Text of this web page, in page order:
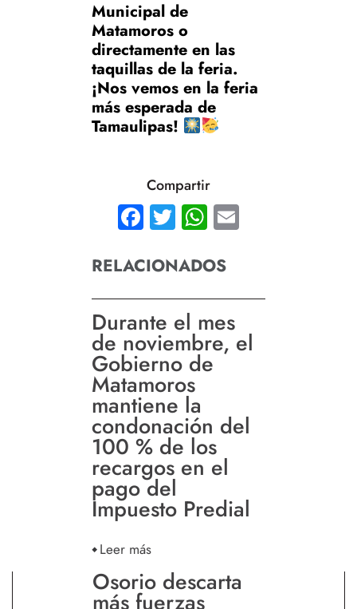
Municipal de
Matamoros o
directamente en las
taquillas de la feria.
¡Nos vemos en la feria
más esperada de
Tamaulipas!
Compartir
Facebook
TwitterWhatsApp
RELACIONADOS
Durante el mes
de noviembre, el
Gobierno de
Matamoros
mantiene la
condonación del
100 % de los
recargos en el
pago del
Impuesto Predial
Leer más
Osorio descarta
más fuerzas